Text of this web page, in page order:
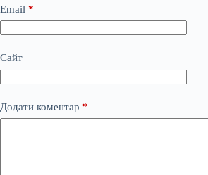
Email *
Сайт
Додати коментар *